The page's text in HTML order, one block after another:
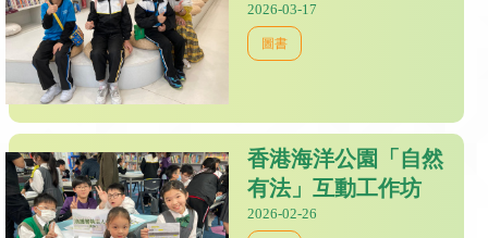
2026-03-17
圖書
香港海洋公園「自然
有法」互動工作坊
2026-02-26